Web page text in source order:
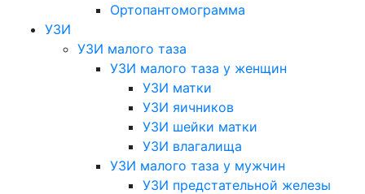
Ортопантомограмма
УЗИ
УЗИ малого таза
УЗИ малого таза у женщин
УЗИ матки
УЗИ яичников
УЗИ шейки матки
УЗИ влагалища
УЗИ малого таза у мужчин
УЗИ предстательной железы